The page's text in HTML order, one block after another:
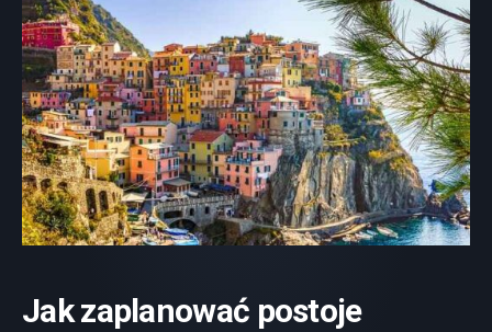
Jak zaplanować postoje